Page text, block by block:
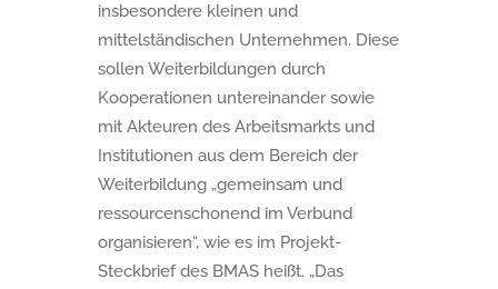
insbesondere kleinen und
mittelständischen Unternehmen. Diese
sollen Weiterbildungen durch
Kooperationen untereinander sowie
mit Akteuren des Arbeitsmarkts und
Institutionen aus dem Bereich der
Weiterbildung „gemeinsam und
ressourcenschonend im Verbund
organisieren“, wie es im Projekt-
Steckbrief des BMAS heißt. „Das